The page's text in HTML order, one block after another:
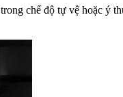
chế độ tự vệ hoặc ý